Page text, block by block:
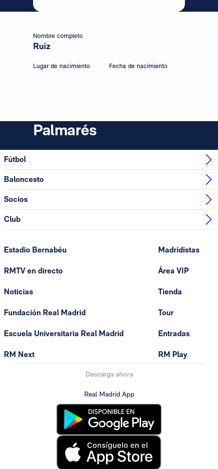
Nombre completo
Ruiz
Lugar de nacimiento Fecha de nacimiento
Palmarés
Fútbol
Baloncesto
Socios
Club
Estadio Bernabéu
RMTV en directo
Noticias
Fundación Real Madrid
Escuela Universitaria Real Madrid
RM Next
Madridistas
Área VIP
Tienda
Tour
Entradas
RM Play
Descarga ahora
Real Madrid App